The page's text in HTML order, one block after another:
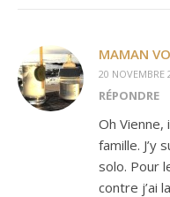
MAMAN
20 NOVEMBRE
RÉPONDRE
Oh Vienne,
famille. J’y
solo. Pour
contre j’ai